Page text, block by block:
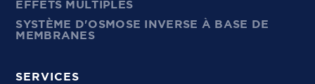
EFFETS MULTIPLES
SYSTÈME D'OSMOSE INVERSE À BASE DE
MEMBRANES
SERVICES